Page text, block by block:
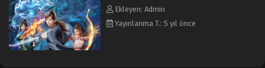
Ekleyen: Admin
Yayınlanma T.: 5 yıl önce